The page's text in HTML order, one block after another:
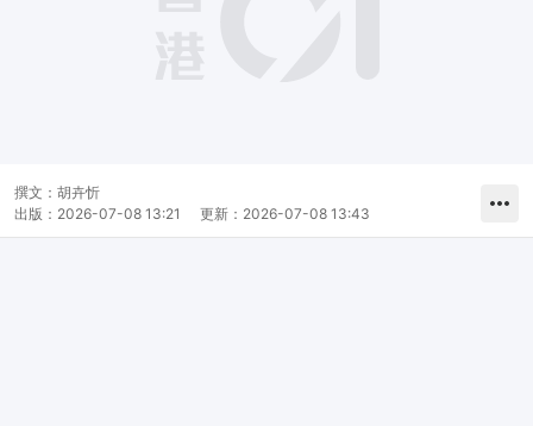
撰文： 胡卉忻
出版： 2026-07-08 13:21 更新： 2026-07-08 13:43